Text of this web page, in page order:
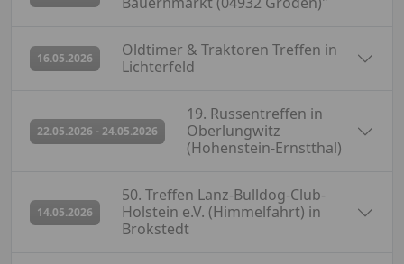
16.05.2026
abgesagtOldtimer & Traktoren Treffen in
Lichterfeld
22.05.2026 - 24.05.2026
abgesagt19. Russentreffen in
Oberlungwitz
(Hohenstein-Ernstthal)
14.05.2026
abgesagt50. Treffen Lanz-Bulldog-Club-
Holstein e.V. (Himmelfahrt) in
Brokstedt